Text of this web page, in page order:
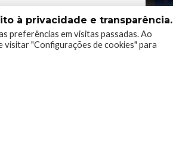
à privacidade e transparência.
preferências em visitas passadas. Ao
visitar "Configurações de cookies" para